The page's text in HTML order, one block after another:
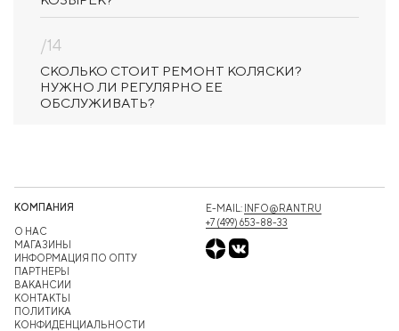
/14
СКОЛЬКО СТОИТ РЕМОНТ КОЛЯСКИ?
НУЖНО ЛИ РЕГУЛЯРНО ЕЕ
ОБСЛУЖИВАТЬ?
КОМПАНИЯ
О НАС
МАГАЗИНЫ
ИНФОРМАЦИЯ ПО ОПТУ
ПАРТНЕРЫ
ВАКАНСИИ
КОНТАКТЫ
ПОЛИТИКА
КОНФИДЕНЦИАЛЬНОСТИ
E-MAIL: INFO@RANT.RU
+7 (499) 653-88-33